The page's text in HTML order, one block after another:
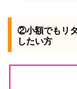
②小額でもリ
したい方